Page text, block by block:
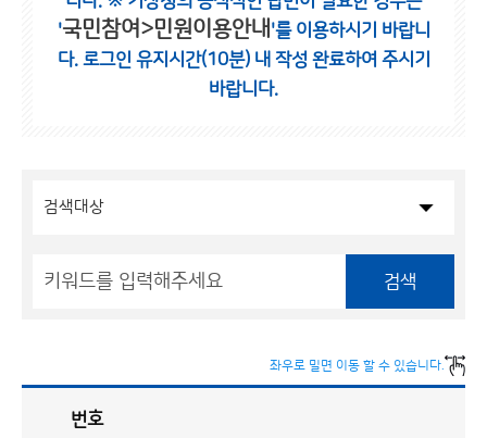
'국민참여>민원이용안내 '를 이용하시기 바랍니
다. 로그인 유지시간(10분) 내 작성 완료하여 주시기
바랍니다.
검색
좌우로 밀면 이동 할 수 있습니다.
번호